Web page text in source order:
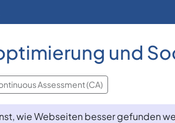
und
Assessment (CA)
wie Webseiten besser gefunden